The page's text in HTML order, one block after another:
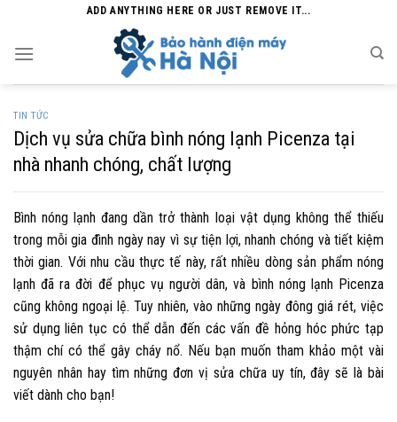
content
ADD ANYTHING HERE OR JUST REMOVE IT...
TIN TỨC
Dịch vụ sửa chữa bình nóng lạnh Picenza tại
nhà nhanh chóng, chất lượng
Bình nóng lạnh đang dần trở thành loại vật dụng không thể thiếu
trong mỗi gia đình ngày nay vì sự tiện lợi, nhanh chóng và tiết kiệm
thời gian. Với nhu cầu thực tế này, rất nhiều dòng sản phẩm nóng
lạnh đã ra đời để phục vụ người dân, và bình nóng lạnh Picenza
cũng không ngoại lệ. Tuy nhiên, vào những ngày đông giá rét, việc
sử dụng liên tục có thể dẫn đến các vấn đề hỏng hóc phức tạp
thậm chí có thể gây cháy nổ. Nếu bạn muốn tham khảo một vài
nguyên nhân hay tìm những đơn vị sửa chữa uy tín, đây sẽ là bài
viết dành cho bạn!